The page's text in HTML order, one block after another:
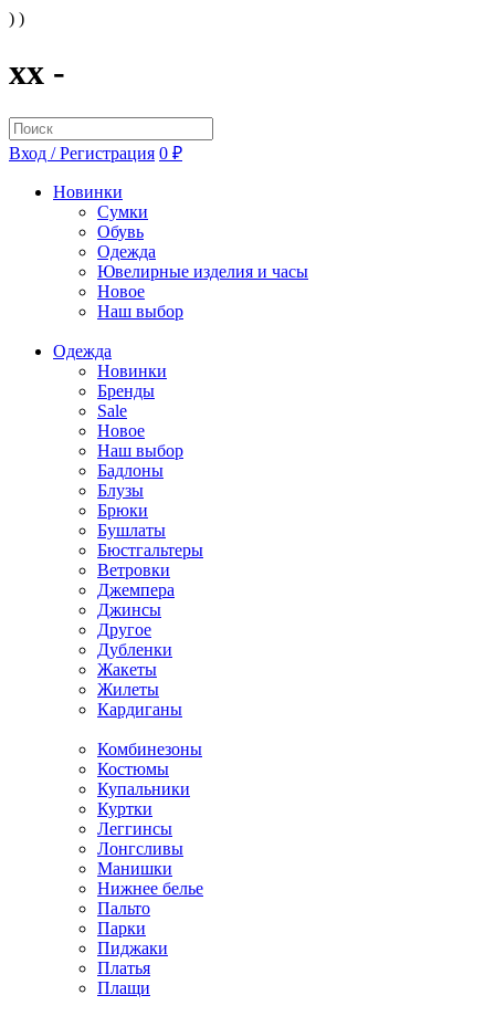
) )
xx -
Вход / Регистрация 0 ₽
Новинки
Сумки
Обувь
Одежда
Ювелирные изделия и часы
Новое
Наш выбор
Одежда
Новинки
Бренды
Sale
Новое
Наш выбор
Бадлоны
Блузы
Брюки
Бушлаты
Бюстгальтеры
Ветровки
Джемпера
Джинсы
Другое
Дубленки
Жакеты
Жилеты
Кардиганы
Комбинезоны
Костюмы
Купальники
Куртки
Леггинсы
Лонгсливы
Манишки
Нижнее белье
Пальто
Парки
Пиджаки
Платья
Плащи